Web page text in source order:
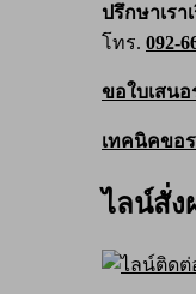
ปรึกษาเรา
โทร. 092-
ขอใบเสน
เทคนิคขอ
ไลน์สั่ง